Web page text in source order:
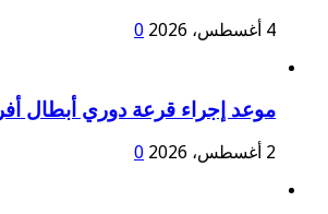
4 أغسطس، 2026 0
موعد إجراء قرعة دوري أبطال
2 أغسطس، 2026 0